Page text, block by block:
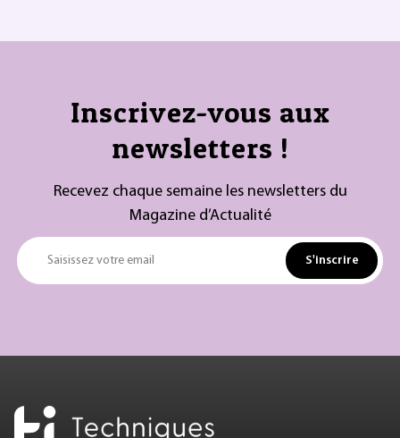
Inscrivez-vous aux
newsletters !
Recevez chaque semaine les newsletters du
Magazine d’Actualité
Saisissez votre email S'inscrire